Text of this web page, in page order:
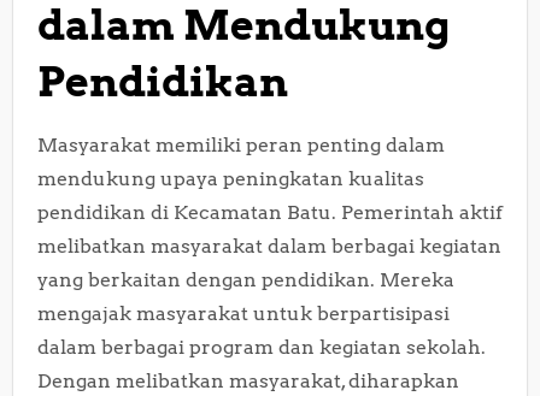
dalam Mendukung
Pendidikan
Masyarakat memiliki peran penting dalam
mendukung upaya peningkatan kualitas
pendidikan di Kecamatan Batu. Pemerintah aktif
melibatkan masyarakat dalam berbagai kegiatan
yang berkaitan dengan pendidikan. Mereka
mengajak masyarakat untuk berpartisipasi
dalam berbagai program dan kegiatan sekolah.
Dengan melibatkan masyarakat, diharapkan